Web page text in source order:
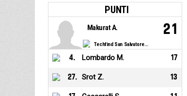
PUNTI
Techfind San Salvatore Selargius
Makurat A. 21
4. Lombardo M. 17
27. Srot Z. 13